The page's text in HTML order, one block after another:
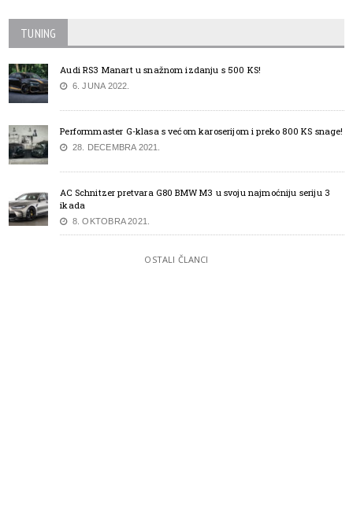
TUNING
Audi RS3 Manart u snažnom izdanju s 500 KS!
6. JUNA 2022.
Performmaster G-klasa s većom karoserijom i preko 800 KS snage!
28. DECEMBRA 2021.
AC Schnitzer pretvara G80 BMW M3 u svoju najmoćniju seriju 3
ikada
8. OKTOBRA 2021.
OSTALI ČLANCI